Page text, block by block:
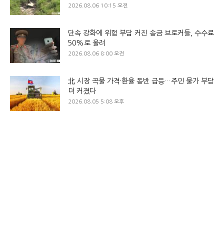
2026.08.06 10:15 오전
단속 강화에 위험 부담 커진 송금 브로커들, 수수료
50%로 올려
2026.08.06 8:00 오전
北 시장 곡물 가격·환율 동반 급등…주민 물가 부담
더 커졌다
2026.08.05 5:08 오후